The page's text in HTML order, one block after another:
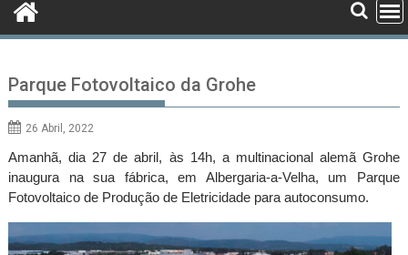
Parque Fotovoltaico da Grohe
26 Abril, 2022
Amanhã, dia 27 de abril, às 14h, a multinacional alemã Grohe
inaugura na sua fábrica, em Albergaria-a-Velha, um Parque
Fotovoltaico de Produção de Eletricidade para autoconsumo.